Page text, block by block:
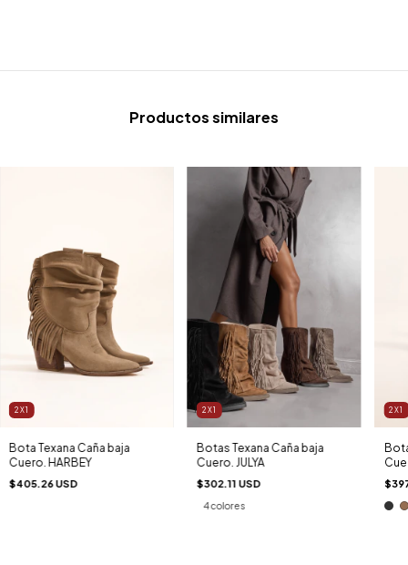
Productos similares
2X1
Bota Texana Caña baja
Cuero. HARBEY
$405.26 USD
2X1
Botas Texana Caña baja
Cuero. JULYA
$302.11 USD
4 colores
2X1